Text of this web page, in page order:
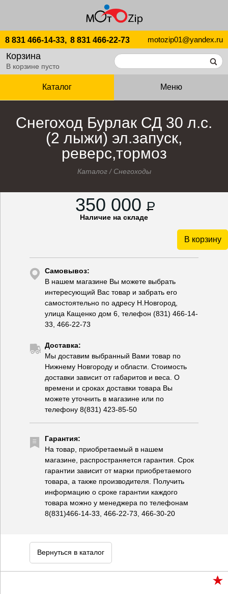
8 831 466-14-33, 8 831 466-22-73 motozip01@yandex.ru
Корзина
В корзине пусто
Каталог Меню
Снегоход Бурлак СД 30 л.с.
(2 лыжи) эл.запуск,
реверс,тормоз
Каталог/ Снегоходы
350 000 P
Наличие на складе
В корзину
Самовывоз:
В нашем магазине Вы можете выбрать
интересующий Вас товар и забрать его
самостоятельно по адресу Н.Новгород,
улица Кащенко дом 6, телефон (831) 466-14-
33, 466-22-73
Доставка:
Мы доставим выбранный Вами товар по
Нижнему Новгороду и области. Стоимость
доставки зависит от габаритов и веса. О
времени и сроках доставки товара Вы
можете уточнить в магазине или по
телефону 8(831) 423-85-50
Гарантия:
На товар, приобретаемый в нашем
магазине, распространяется гарантия. Срок
гарантии зависит от марки приобретаемого
товара, а также производителя. Получить
информацию о сроке гарантии каждого
товара можно у менеджера по телефонам
8(831)466-14-33, 466-22-73, 466-30-20
Вернуться в каталог